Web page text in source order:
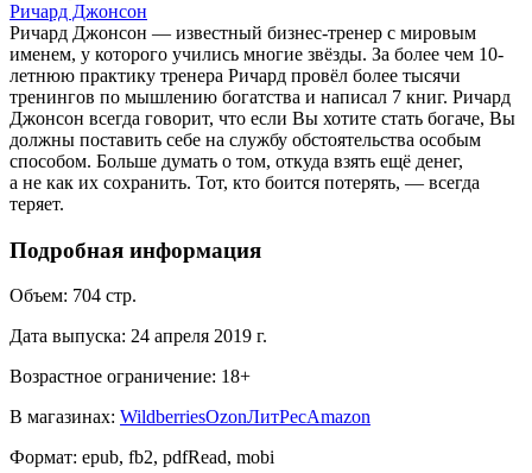
Ричард Джонсон
Ричард Джонсон — известный бизнес-тренер с мировым
именем, у которого учились многие звёзды. За более чем 10-
летнюю практику тренера Ричард провёл более тысячи
тренингов по мышлению богатства и написал 7 книг. Ричард
Джонсон всегда говорит, что если Вы хотите стать богаче, Вы
должны поставить себе на службу обстоятельства особым
способом. Больше думать о том, откуда взять ещё денег,
а не как их сохранить. Тот, кто боится потерять, — всегда
теряет.
Подробная информация
Объем: 704 стр.
Дата выпуска: 24 апреля 2019 г.
Возрастное ограничение: 18+
В магазинах: WildberriesOzonЛитРесAmazon
Формат: epub, fb2, pdfRead, mobi